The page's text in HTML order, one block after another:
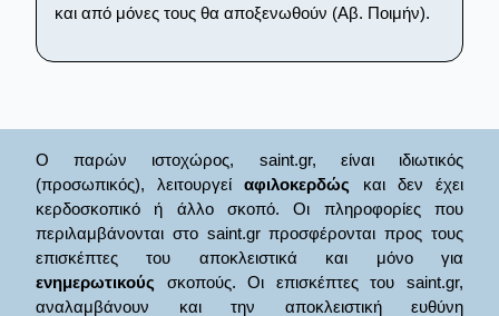
και από μόνες τους θα αποξενωθούν (Αβ. Ποιμήν).
Ο παρών ιστοχώρος, saint.gr, είναι ιδιωτικός
(προσωπικός), λειτουργείαφιλοκερδώς και δεν έχει
κερδοσκοπικό ή άλλο σκοπό. Οι πληροφορίες που
περιλαμβάνονται στο saint.gr προσφέρονται προς τους
επισκέπτες του αποκλειστικά και μόνο για
ενημερωτικούς σκοπούς. Οι επισκέπτες του saint.gr,
αναλαμβάνουν και την αποκλειστική ευθύνη